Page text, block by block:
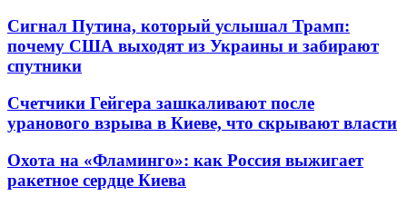
Сигнал Путина, который услышал Трамп:
почему США выходят из Украины и забирают
спутники
Счетчики Гейгера зашкаливают после
уранового взрыва в Киеве, что скрывают власти
Охота на «Фламинго»: как Россия выжигает
ракетное сердце Киева